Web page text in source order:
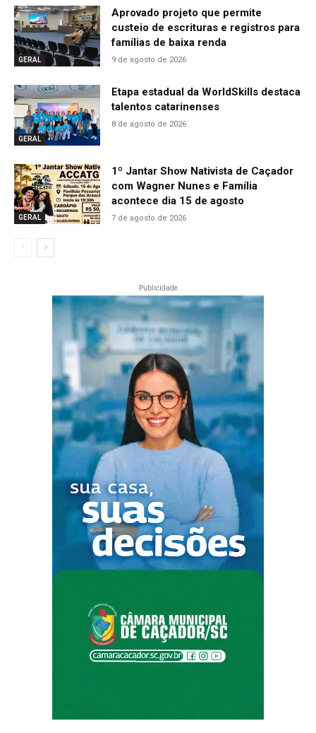
GERAL
Aprovado projeto que permite
custeio de escrituras e registros para
famílias de baixa renda
9 de agosto de 2026
GERAL
Etapa estadual da WorldSkills destaca
talentos catarinenses
8 de agosto de 2026
GERAL
1º Jantar Show Nativista de Caçador
com Wagner Nunes e Família
acontece dia 15 de agosto
7 de agosto de 2026
Publicidade